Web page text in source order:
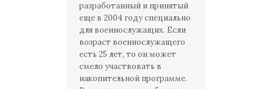
разработанный и принятый
еще в 2004 году специально
для военнослужащих. Если
возраст военнослужащего
есть 25 лет, то он может
смело участвовать в
накопительной программе.